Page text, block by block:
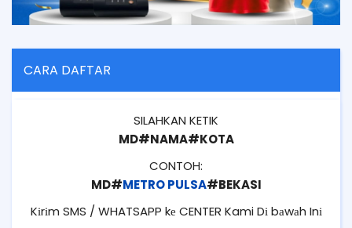
CARA DAFTAR
SILAHKAN KETIK
MD#NAMA#KOTA
CONTOH:
MD#METRO PULSA#BEKASI
Kіrіm SMS / WHATSAPP kе CENTER Kami Dі bаwаh Inі